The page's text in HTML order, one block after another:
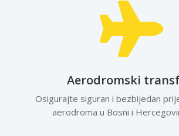

Aerodromski
Osigurajte siguran i bezbijedan
aerodroma u Bosni i